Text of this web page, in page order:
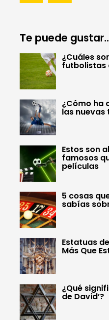
Te puede
¿Cuáles
futbolistas
¿Cómo ha
las
Estos son
famosos
películas
5 cosas
sabías
Estatuas
Más Que
¿Qué
de David’?